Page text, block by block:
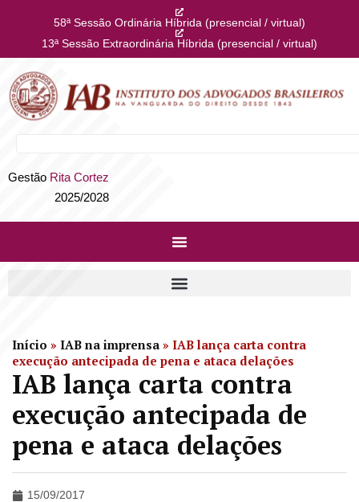
58ª Sessão Ordinária Híbrida (presencial / virtual)
13ª Sessão Extraordinária Híbrida (presencial / virtual)
Gestão Rita Cortez
2025/2028
Início » IAB na imprensa » IAB lança carta contra
execução antecipada de pena e ataca delações
IAB lança carta contra
execução antecipada de
pena e ataca delações
15/09/2017